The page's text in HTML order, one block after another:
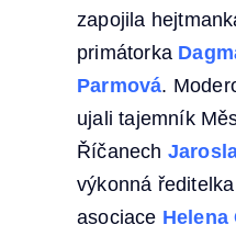
zapojila
primátorka
Parmová.
ujali tajemník
Říčanech
výkonná
asociace Helena